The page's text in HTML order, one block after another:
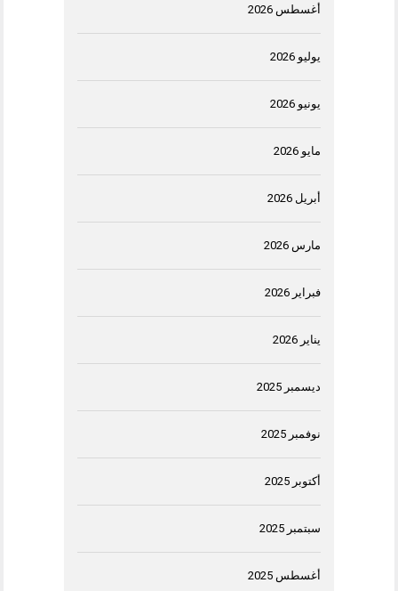
أغسطس 2026
يوليو 2026
يونيو 2026
مايو 2026
أبريل 2026
مارس 2026
فبراير 2026
يناير 2026
ديسمبر 2025
نوفمبر 2025
أكتوبر 2025
سبتمبر 2025
أغسطس 2025